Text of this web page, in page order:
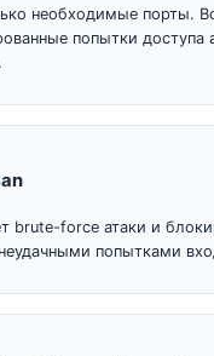
необходимые порты.
попытки доступа
brute-force атаки и
попытками